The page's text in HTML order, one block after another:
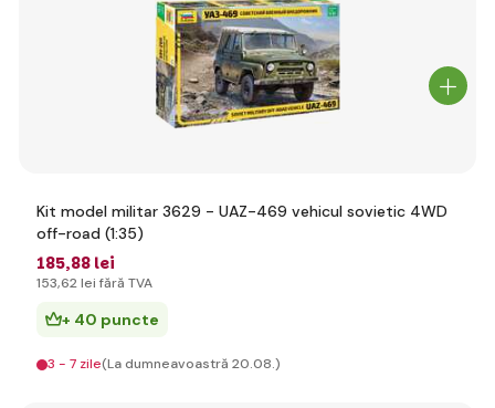
Kit model militar 3629 - UAZ-469 vehicul sovietic 4WD
off-road (1:35)
185,88 lei
153,62 lei fără TVA
+ 40 puncte
3 - 7 zile(La dumneavoastră 20.08.)